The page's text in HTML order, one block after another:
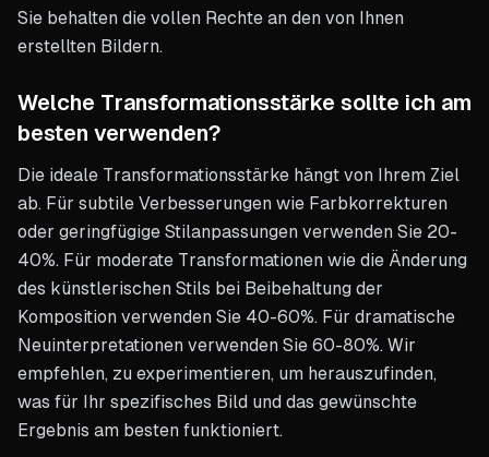
Sie behalten die vollen Rechte an den von Ihnen
erstellten Bildern.
Welche Transformationsstärke sollte ich am
besten verwenden?
Die ideale Transformationsstärke hängt von Ihrem Ziel
ab. Für subtile Verbesserungen wie Farbkorrekturen
oder geringfügige Stilanpassungen verwenden Sie 20-
40%. Für moderate Transformationen wie die Änderung
des künstlerischen Stils bei Beibehaltung der
Komposition verwenden Sie 40-60%. Für dramatische
Neuinterpretationen verwenden Sie 60-80%. Wir
empfehlen, zu experimentieren, um herauszufinden,
was für Ihr spezifisches Bild und das gewünschte
Ergebnis am besten funktioniert.